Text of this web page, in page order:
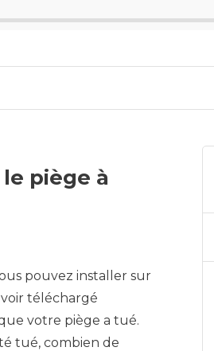
piège à
pouvez installer sur
téléchargé
votre piège a tué.
tué, combien de